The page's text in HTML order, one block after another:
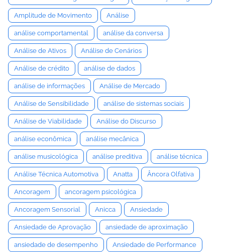
Amplitude de Movimento Análise
análise comportamental análise da conversa
Análise de Ativos Análise de Cenários
Análise de crédito análise de dados
análise de informações Análise de Mercado
Análise de Sensibilidade análise de sistemas sociais
Análise de Viabilidade Análise do Discurso
análise econômica análise mecânica
análise musicológica análise preditiva análise técnica
Análise Técnica Automotiva Anatta Âncora Olfativa
Ancoragem ancoragem psicológica
Ancoragem Sensorial Anicca Ansiedade
Ansiedade de Aprovação ansiedade de aproximação
ansiedade de desempenho Ansiedade de Performance